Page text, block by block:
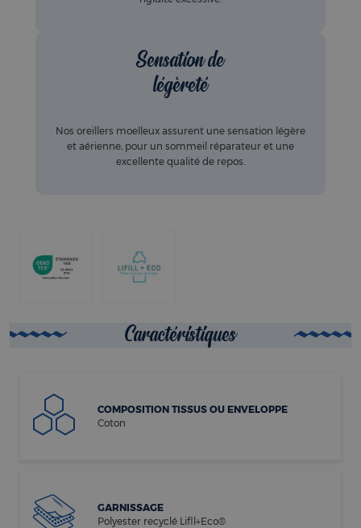
Sensation de
légèreté
Nos oreillers moelleux assurent une sensation légère
et aérienne, pour un sommeil réparateur et une
excellente qualité de repos.
Caractéristiques
COMPOSITION TISSUS OU ENVELOPPE
Coton
GARNISSAGE
Polyester recyclé Lifll+Eco®